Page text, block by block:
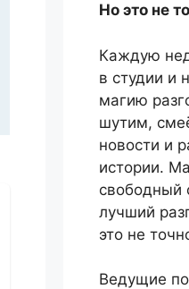
Но это не
Каждую
в студии и
магию
шутим,
новости и
истории.
свободный
лучший
это не
Ведущие